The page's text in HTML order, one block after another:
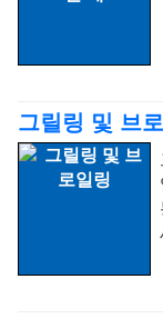
그릴링 및 브